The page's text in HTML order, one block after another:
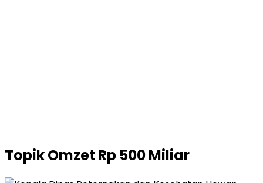
TopikOmzet Rp 500 Miliar